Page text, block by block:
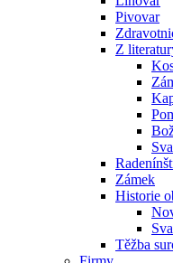
Pivovar
Z
Zámek
Historie
Těžba